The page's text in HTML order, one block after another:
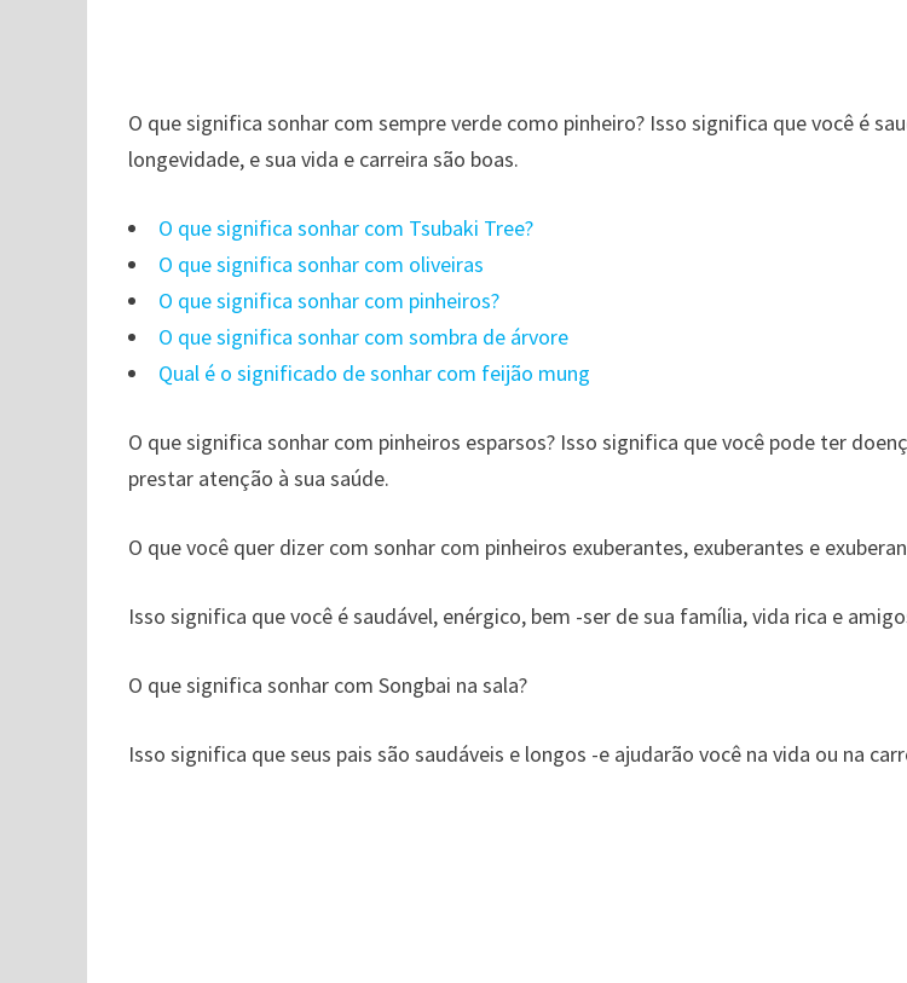
O que significa sonhar com sempre verde como pinheiro? Isso significa que você é
longevidade, e sua vida e carreira são boas.
O que significa sonhar com Tsubaki Tree?
O que significa sonhar com oliveiras
O que significa sonhar com pinheiros?
O que significa sonhar com sombra de árvore
Qual é o significado de sonhar com feijão mung
O que significa sonhar com pinheiros esparsos? Isso significa que você pode ter
prestar atenção à sua saúde.
O que você quer dizer com sonhar com pinheiros exuberantes, exuberantes e
Isso significa que você é saudável, enérgico, bem -ser de sua família, vida rica e
O que significa sonhar com Songbai na sala?
Isso significa que seus pais são saudáveis ​​e longos -e ajudarão você na vida ou na